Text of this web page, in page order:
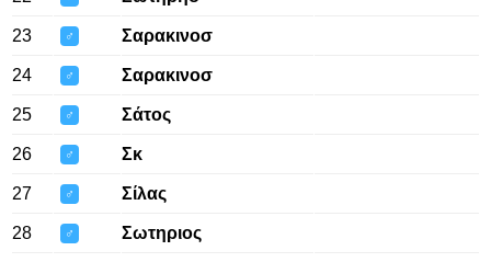
23 ♂ Σαρακινοσ
24 ♂ Σαρακινοσ
25 ♂ Σάτος
26 ♂ Σκ
27 ♂ Σίλας
28 ♂ Σωτηριος